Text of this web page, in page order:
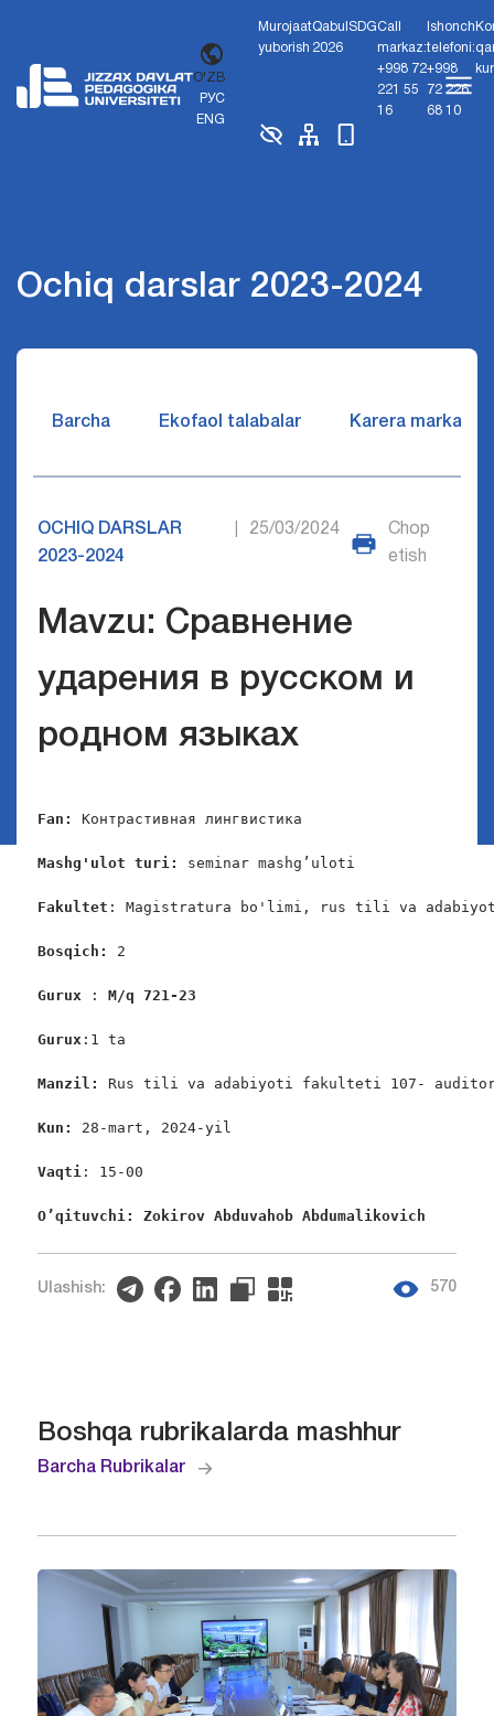
O'ZB
РУС
ENG
Murojaat
yuborish
Qabul
2026
SDGCall
markaz:
+998 72
221 55
16
Ishonch
telefoni:
+998
72 226
68 10
Ochiq darslar 2023-2024
Barcha Ekofaol talabalar Karera markazi
OCHIQ DARSLAR
2023-2024
25/03/2024
Chop
etish
Mavzu: Сравнение
ударения в русском и
родном языках
Fan : Контрастивная лингвистика
Mashg'ulot turi: seminar mashg’uloti
Fakultet : Magistratura bo'limi, rus tili va
Bosqich: 2
Gurux : M/q 721-23
Gurux:1 ta
Manzil: Rus tili va adabiyoti fakulteti 107-
Kun: 28-mart, 2024-yil
Vaqti: 15-00
O’qituvchi: Zokirov Abduvahob Abdumalikovich
Ulashish: 570
Boshqa rubrikalarda mashhur
Barcha Rubrikalar